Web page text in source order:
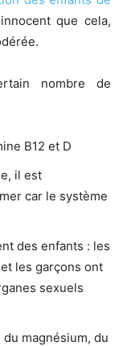
que cela,
nombre de
B12 et D
il est
car le système
des enfants : les
les garçons ont
sexuels
du magnésium, du